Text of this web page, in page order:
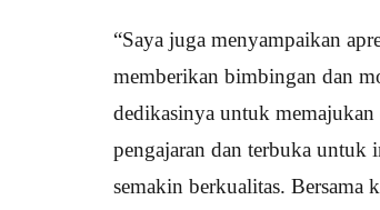
“Saya juga menyampaikan
memberikan bimbingan dan
dedikasinya untuk
pengajaran dan terbuka untuk
semakin berkualitas. Bersama